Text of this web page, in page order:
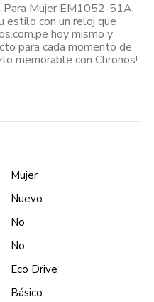
Para Mujer EM1052-51A.
estilo con un reloj que
hoy mismo y
para cada momento de
memorable con Chronos!
Mujer
Nuevo
No
No
Eco Drive
Básico